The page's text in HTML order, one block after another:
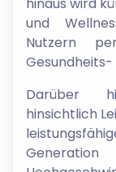
und
Nutzern
Gesundheits-
Darüber
hinsichtlich